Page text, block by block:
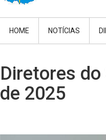
HOME NOTÍCIAS
Diretores do
de 2025